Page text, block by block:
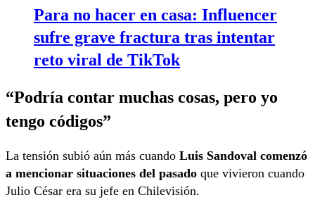
Para no hacer en casa: Influencer
sufre grave fractura tras intentar
reto viral de TikTok
“Podría contar muchas cosas, pero yo
tengo códigos”
La tensión subió aún más cuando Luis Sandoval comenzó
a mencionar situaciones del pasado que vivieron cuando
Julio César era su jefe en Chilevisión.